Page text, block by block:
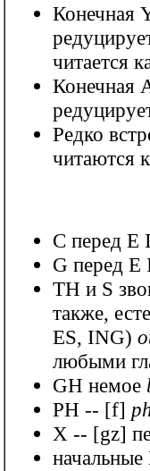
Конечная
читается
Конечная
Редко
читаются
C перед
G перед
TH и S
также,
ES, ING)
любыми
GH немое
PH -- [f]
X -- [gz]